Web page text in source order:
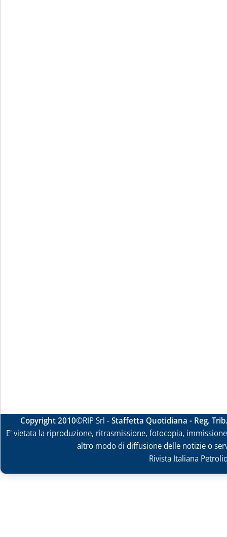
Copyright 2010©RIP Srl -Staffetta Quotidiana - Reg.
E' vietata la riproduzione, ritrasmissione, fotocopia,
altro modo di diffusione delle notizie o
Rivista Italiana